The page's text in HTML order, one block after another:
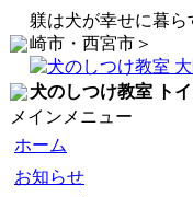
躾は犬が幸せに暮
崎市・西宮市＞
犬のしつけ教室 ト
メインメニュー
ホーム
お知らせ